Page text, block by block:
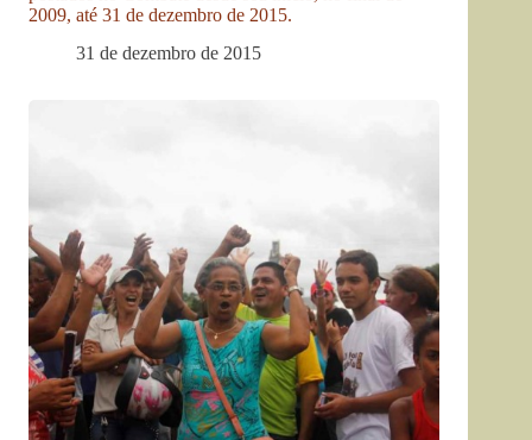
2009, até 31 de dezembro de 2015.
31 de dezembro de 2015